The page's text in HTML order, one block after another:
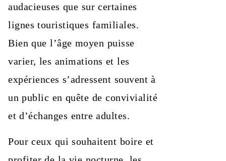
audacieuses que sur certaines
lignes touristiques familiales.
Bien que l’âge moyen puisse
varier, les animations et les
expériences s’adressent souvent à
un public en quête de convivialité
et d’échanges entre adultes.
Pour ceux qui souhaitent boire et